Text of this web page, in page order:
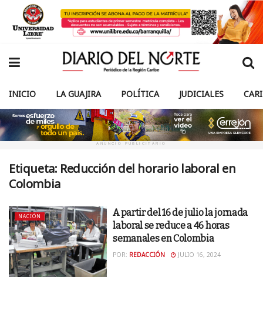
INICIO LA GUAJIRA POLÍTICA JUDICIALES
ANUNCIO PUBLICITARIO
Etiqueta: Reducción del horario laboral en
Colombia
NACIÓN
A partir del 16 de julio la jornada
laboral se reduce a 46 horas
semanales en Colombia
POR: REDACCIÓN JULIO 16, 2024